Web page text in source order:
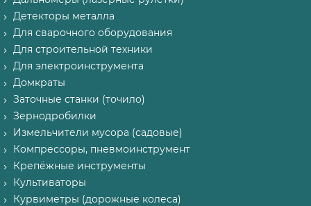
Детекторы металла
Для сварочного оборудования
Для строительной техники
Для электроинструмента
Домкраты
Заточные станки (точило)
Зернодробилки
Измельчители мусора (садовые)
Компрессоры, пневмоинструмент
Крепёжные инструменты
Культиваторы
Курвиметры (дорожные колеса)